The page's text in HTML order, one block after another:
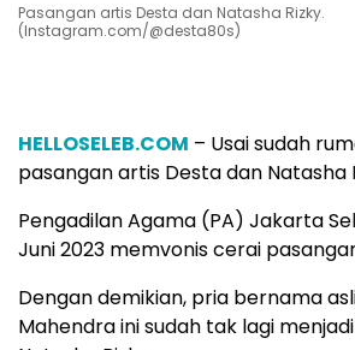
Pasangan artis Desta dan Natasha Rizky.
(Instagram.com/@desta80s)
HELLOSELEB.COM – Usai sudah
pasangan artis Desta dan Natasha
Pengadilan Agama (PA) Jakarta
Juni 2023 memvonis cerai
Dengan demikian, pria bernama
Mahendra ini sudah tak lagi